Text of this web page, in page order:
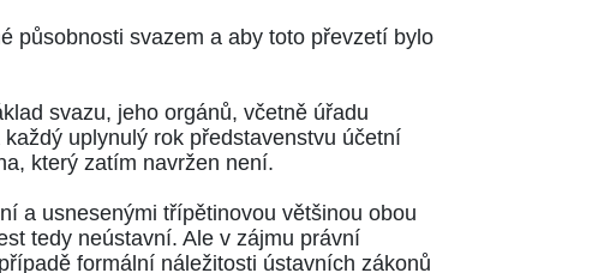
působnosti svazem a aby toto převzetí bylo
svazu, jeho orgánů, včetně úřadu
uplynulý rok představenstvu účetní
který zatím navržen není.
a usnesenými třípětinovou většinou obou
tedy neústavní. Ale v zájmu právní
formální náležitosti ústavních zákonů